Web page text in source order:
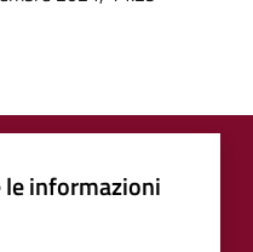
le informazioni